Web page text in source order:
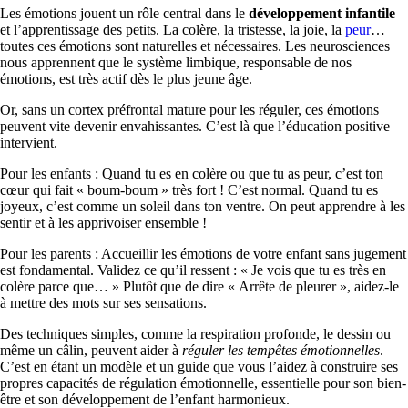
Les émotions jouent un rôle central dans le développement infantile
et l’apprentissage des petits. La colère, la tristesse, la joie, la peur…
toutes ces émotions sont naturelles et nécessaires. Les neurosciences
nous apprennent que le système limbique, responsable de nos
émotions, est très actif dès le plus jeune âge.
Or, sans un cortex préfrontal mature pour les réguler, ces émotions
peuvent vite devenir envahissantes. C’est là que l’éducation positive
intervient.
Pour les enfants : Quand tu es en colère ou que tu as peur, c’est ton
cœur qui fait « boum-boum » très fort ! C’est normal. Quand tu es
joyeux, c’est comme un soleil dans ton ventre. On peut apprendre à les
sentir et à les apprivoiser ensemble !
Pour les parents : Accueillir les émotions de votre enfant sans jugement
est fondamental. Validez ce qu’il ressent : « Je vois que tu es très en
colère parce que… » Plutôt que de dire « Arrête de pleurer », aidez-le
à mettre des mots sur ses sensations.
Des techniques simples, comme la respiration profonde, le dessin ou
même un câlin, peuvent aider à réguler les tempêtes émotionnelles.
C’est en étant un modèle et un guide que vous l’aidez à construire ses
propres capacités de régulation émotionnelle, essentielle pour son bien-
être et son développement de l’enfant harmonieux.